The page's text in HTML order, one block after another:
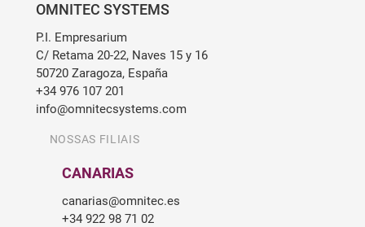
OMNITEC SYSTEMS
P.I. Empresarium
C/ Retama 20-22, Naves 15 y 16
50720 Zaragoza, España
+34 976 107 201
info@omnitecsystems.com
NOSSAS FILIAIS
CANARIAS
canarias@omnitec.es
+34 922 98 71 02